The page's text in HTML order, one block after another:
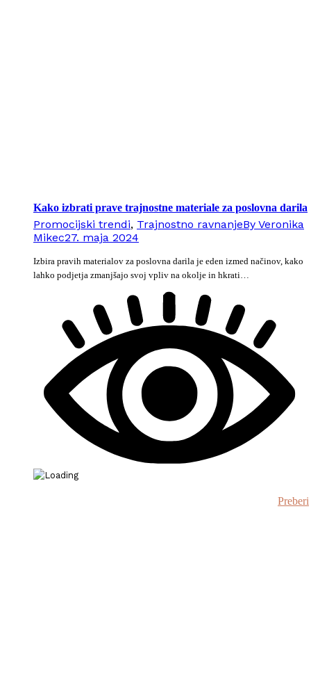
Kako izbrati prave trajnostne materiale za poslovna darila
Promocijski trendi, Trajnostno ravnanjeBy Veronika
Mikec27. maja 2024
Izbira pravih materialov za poslovna darila je eden izmed načinov, kako
lahko podjetja zmanjšajo svoj vpliv na okolje in hkrati…
Preberi